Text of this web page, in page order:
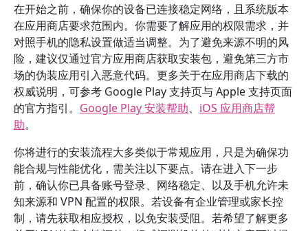
在开始之前，确保你的设备已连接稳定网络，且系统版本
在应用商店要求范围内。你需要了解应用的权限需求，并
对照手机的隐私设置做适当调整。为了避免来源不明的风
险，建议仅通过官方应用商店获取安装包，避免第三方市
场的伪装应用引入恶意代码。更多关于在应用商店下载的
权威说明，可参考 Google Play 支持页与 Apple 支持页面
的官方指引。 Google Play 安装帮助、 iOS 应用商店帮
助。
你将进行的安装流程大多类似于常规应用，只是为确保功
能合规与性能优化，需关注以下要点。请在进入下一步
前，确认你已具备账号登录、网络稳定、以及手机允许未
知来源和 VPN 配置的权限。若设备有企业管理或家长控
制，请先获取相应授权，以免安装受阻。若希望了解更多